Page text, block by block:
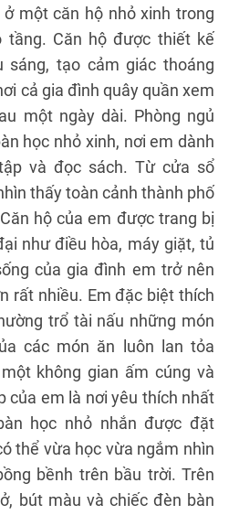
một căn hộ nhỏ xinh trong
tầng. Căn hộ được thiết kế
sáng, tạo cảm giác thoáng
cả gia đình quây quần xem
một ngày dài. Phòng ngủ
học nhỏ xinh, nơi em dành
và đọc sách. Từ cửa sổ
thấy toàn cảnh thành phố
hộ của em được trang bị
như điều hòa, máy giặt, tủ
của gia đình em trở nên
rất nhiều. Em đặc biệt thích
trổ tài nấu những món
các món ăn luôn lan tỏa
không gian ấm cúng và
của em là nơi yêu thích nhất
học nhỏ nhắn được đặt
thể vừa học vừa ngắm nhìn
bềnh trên bầu trời. Trên
bút màu và chiếc đèn bàn